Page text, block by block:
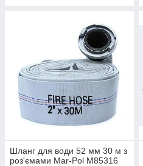
Шланг для води 52 мм 30 м з
роз'ємами Mar-Pol M85316